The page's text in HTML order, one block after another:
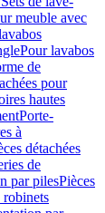
meuble avec
Pour lavabos
de
pour
hautes
Porte-
à
détachées
de
par pilesPièces